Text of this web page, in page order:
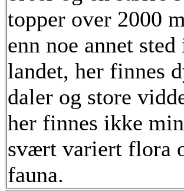
topper over 2000
enn noe annet sted
landet, her finnes
daler og store
her finnes ikke
svært variert flora
fauna.